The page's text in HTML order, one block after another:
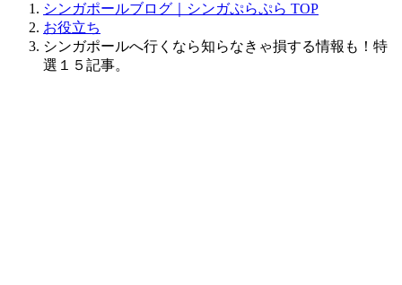
シンガポールブログ｜シンガぷらぷら TOP
お役立ち
シンガポールへ行くなら知らなきゃ損する情報も！特
選１５記事。